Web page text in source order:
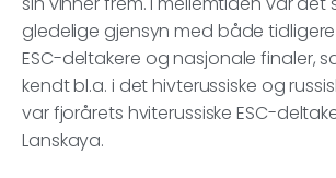
gledelige gjensyn med både tidligere
ESC-deltakere og nasjonale finaler,
kendt bl.a. i det hivterussiske og
var fjorårets hviterussiske ESC-
Lanskaya.